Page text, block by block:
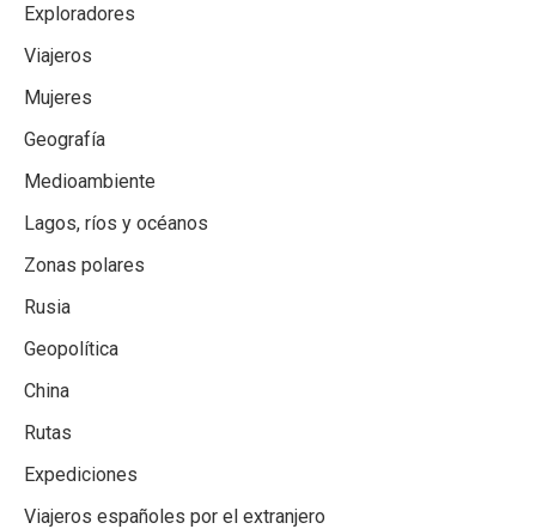
Exploradores
Viajeros
Mujeres
Geografía
Medioambiente
Lagos, ríos y océanos
Zonas polares
Rusia
Geopolítica
China
Rutas
Expediciones
Viajeros españoles por el extranjero